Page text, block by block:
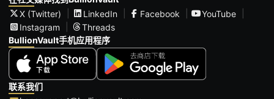
X (Twitter)
LinkedIn Facebook
YouTube
Instagram
Threads
BullionVault手机应用程序
联系我们